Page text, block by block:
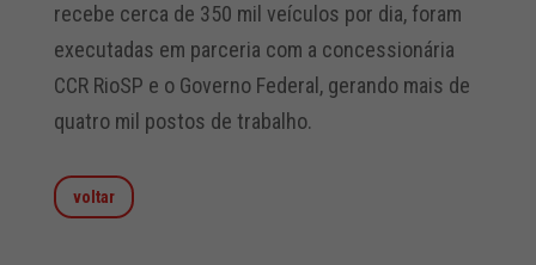
recebe cerca de 350 mil veículos por dia, foram
executadas em parceria com a concessionária
CCR RioSP e o Governo Federal, gerando mais de
quatro mil postos de trabalho.
voltar